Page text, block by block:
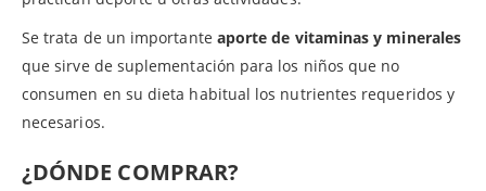
Se trata de un importante aporte de vitaminas y minerales
que sirve de suplementación para los niños que no
consumen en su dieta habitual los nutrientes requeridos y
necesarios.
¿DÓNDE COMPRAR?